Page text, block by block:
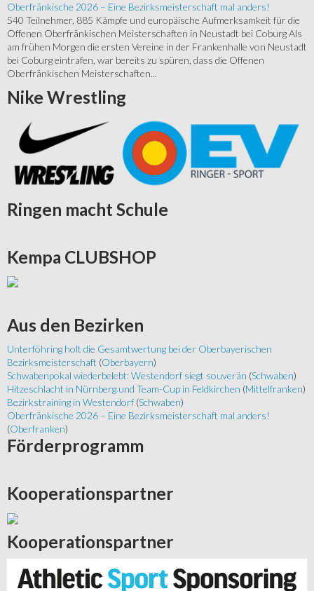
Oberfränkische 2026 – Eine Bezirksmeisterschaft mal anders!
540 Teilnehmer, 885 Kämpfe und europäische Aufmerksamkeit für die
Offenen Oberfränkischen Meisterschaften in Neustadt bei Coburg Als
am frühen Morgen die ersten Vereine in der Frankenhalle von Neustadt
bei Coburg eintrafen, war bereits zu spüren, dass die Offenen
Oberfränkischen Meisterschaften...
Nike Wrestling
Ringen macht Schule
Kempa CLUBSHOP
Aus den Bezirken
Unterföhring holt die Gesamtwertung bei der Oberbayerischen
Bezirksmeisterschaft (Oberbayern)
Schwabenpokal wiederbelebt: Westendorf siegt souverän (Schwaben)
Hitzeschlacht in Nürnberg und Team-Cup in Feldkirchen (Mittelfranken)
Bezirkstraining in Westendorf (Schwaben)
Oberfränkische 2026 – Eine Bezirksmeisterschaft mal anders!
(Oberfranken)
Förderprogramm
Kooperationspartner
Kooperationspartner